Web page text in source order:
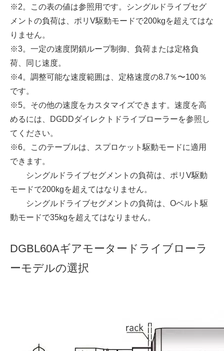
※2。この表の値は参照用です。シングルドライブセグ
メントの負荷は、ポリV駆動モードで200kgを超えてはな
りません。
※3。一定の速度閉鎖ループ制御、負荷または定格負
荷、同じ速度。
※4。調整可能な速度範囲は、定格速度の8.7％〜100％
です。
※5。その他の速度をカスタマイズできます。速度を高
めるには、DGDDダイレクトドライブローラーを参照し
てください。
※6。このテーブルは、スプロケット駆動モードに適用
できます。
シングルドライブセグメントの負荷は、ポリV駆動
モードで200kgを超えてはなりません。
シングルドライブセグメントの負荷は、Oベルト駆
動モードで35kgを超えてはなりません。
DGBL60Aギアモータードライブローラ
ーモデルの選択